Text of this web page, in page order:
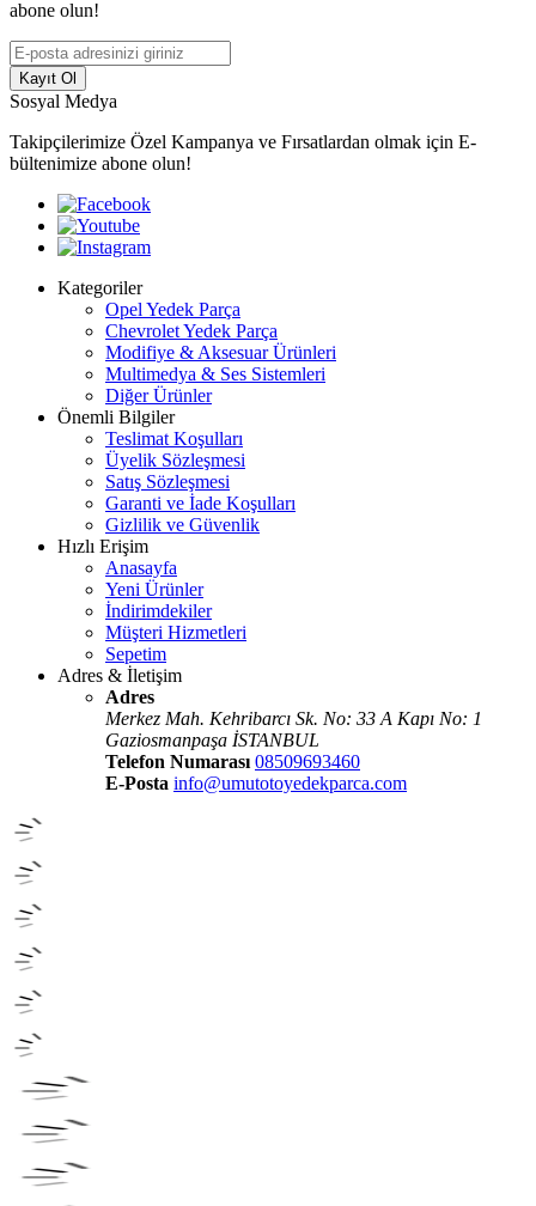
abone olun!
Kayıt Ol
Sosyal Medya
Takipçilerimize Özel Kampanya ve Fırsatlardan olmak için E-
bültenimize abone olun!
Kategoriler
Opel Yedek Parça
Chevrolet Yedek Parça
Modifiye & Aksesuar Ürünleri
Multimedya & Ses Sistemleri
Diğer Ürünler
Önemli Bilgiler
Teslimat Koşulları
Üyelik Sözleşmesi
Satış Sözleşmesi
Garanti ve İade Koşulları
Gizlilik ve Güvenlik
Hızlı Erişim
Anasayfa
Yeni Ürünler
İndirimdekiler
Müşteri Hizmetleri
Sepetim
Adres & İletişim
Adres
Merkez Mah. Kehribarcı Sk. No: 33 A Kapı No: 1
Gaziosmanpaşa İSTANBUL
Telefon Numarası 08509693460
E-Posta info@umutotoyedekparca.com